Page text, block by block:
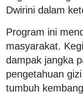
Dwirini dalam
Program ini
masyarakat.
dampak jangka
pengetahuan
tumbuh